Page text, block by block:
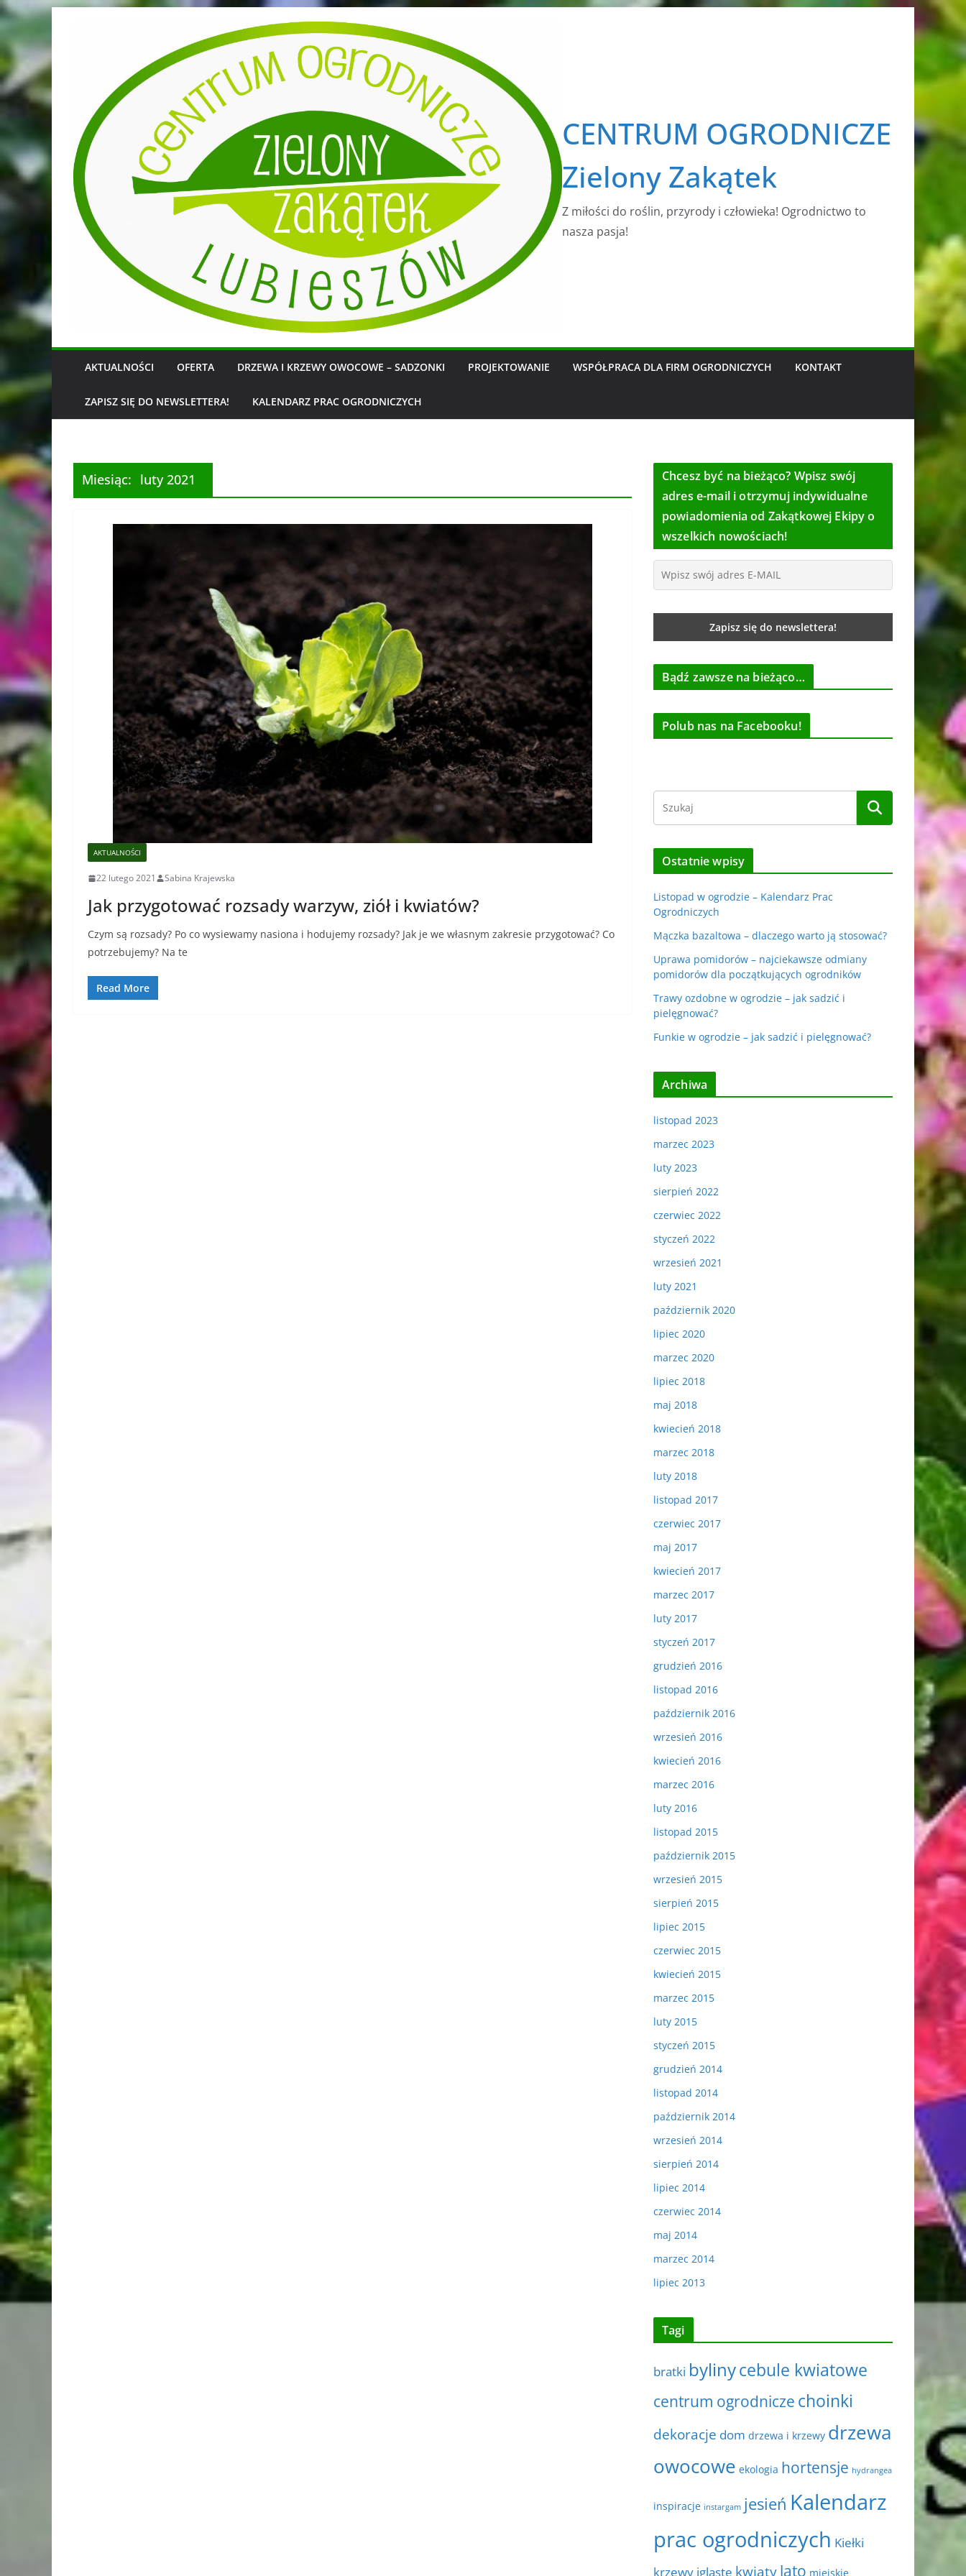
Przejdź
CENTRUM OGRODNICZE
Zielony Zakątek
Z miłości do roślin, przyrody i człowieka! Ogrodnictwo to
nasza pasja!
AKTUALNOŚCI OFERTA DRZEWA I KRZEWY OWOCOWE – SADZONKI PROJEKTOWANIE WSPÓŁPRACA DLA FIRM OGRODNICZYCH KONTAKT
ZAPISZ SIĘ DO NEWSLETTERA! KALENDARZ PRAC OGRODNICZYCH
Miesiąc: luty 2021
AKTUALNOŚCI
22 lutego 2021 Sabina Krajewska
Jak przygotować rozsady warzyw, ziół i kwiatów?
Czym są rozsady? Po co wysiewamy nasiona i hodujemy rozsady? Jak je we własnym zakresie przygotować? Co
potrzebujemy? Na te
Read More
Chcesz być na bieżąco? Wpisz swój
adres e-mail i otrzymuj indywidualne
powiadomienia od Zakątkowej Ekipy o
wszelkich nowościach!
Bądź zawsze na bieżąco…
Polub nas na Facebooku!
Ostatnie wpisy
Listopad w ogrodzie – Kalendarz Prac
Ogrodniczych
Mączka bazaltowa – dlaczego warto ją stosować?
Uprawa pomidorów – najciekawsze odmiany
pomidorów dla początkujących ogrodników
Trawy ozdobne w ogrodzie – jak sadzić i
pielęgnować?
Funkie w ogrodzie – jak sadzić i pielęgnować?
Archiwa
listopad 2023
marzec 2023
luty 2023
sierpień 2022
czerwiec 2022
styczeń 2022
wrzesień 2021
luty 2021
październik 2020
lipiec 2020
marzec 2020
lipiec 2018
maj 2018
kwiecień 2018
marzec 2018
luty 2018
listopad 2017
czerwiec 2017
maj 2017
kwiecień 2017
marzec 2017
luty 2017
styczeń 2017
grudzień 2016
listopad 2016
październik 2016
wrzesień 2016
kwiecień 2016
marzec 2016
luty 2016
listopad 2015
październik 2015
wrzesień 2015
sierpień 2015
lipiec 2015
czerwiec 2015
kwiecień 2015
marzec 2015
luty 2015
styczeń 2015
grudzień 2014
listopad 2014
październik 2014
wrzesień 2014
sierpień 2014
lipiec 2014
czerwiec 2014
maj 2014
marzec 2014
lipiec 2013
Tagi
bratki bylinycebule kwiatowe
centrum ogrodnicze choinki
dekoracje dom drzewa i krzewy drzewa
owocowe ekologia hortensje hydrangea
inspiracje instargam jesień Kalendarz
prac ogrodniczych Kiełki
krzewy iglaste kwiatylato miejskie